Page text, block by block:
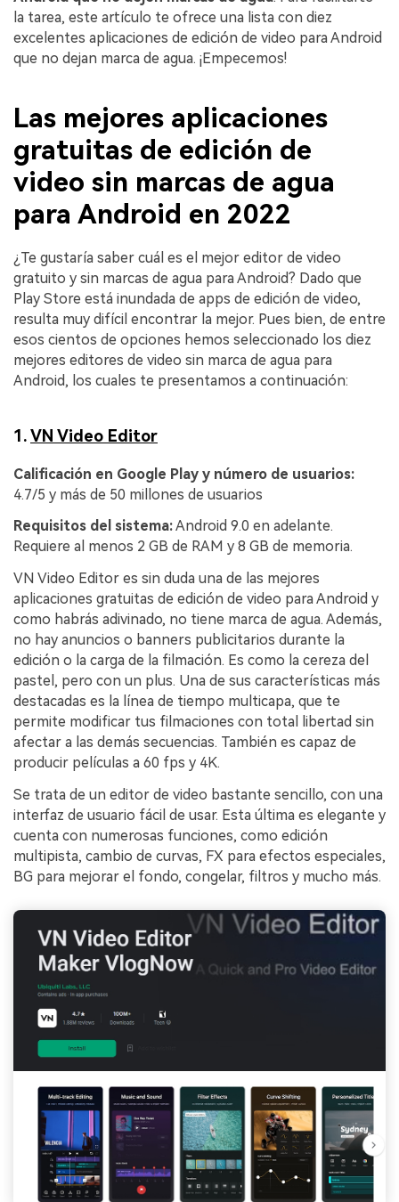
la tarea, este artículo te ofrece una lista con diez
excelentes aplicaciones de edición de video para Android
que no dejan marca de agua. ¡Empecemos!
Las mejores aplicaciones
gratuitas de edición de
video sin marcas de agua
para Android en 2022
¿Te gustaría saber cuál es el mejor editor de video
gratuito y sin marcas de agua para Android? Dado que
Play Store está inundada de apps de edición de video,
resulta muy difícil encontrar la mejor. Pues bien, de entre
esos cientos de opciones hemos seleccionado los diez
mejores editores de video sin marca de agua para
Android, los cuales te presentamos a continuación:
1.VN Video Editor
Calificación en Google Play y número de usuarios:
4.7/5 y más de 50 millones de usuarios
Requisitos del sistema:Android 9.0 en adelante.
Requiere al menos 2 GB de RAM y 8 GB de memoria.
VN Video Editor es sin duda una de las mejores
aplicaciones gratuitas de edición de video para Android y
como habrás adivinado, no tiene marca de agua. Además,
no hay anuncios o banners publicitarios durante la
edición o la carga de la filmación. Es como la cereza del
pastel, pero con un plus. Una de sus características más
destacadas es la línea de tiempo multicapa, que te
permite modificar tus filmaciones con total libertad sin
afectar a las demás secuencias. También es capaz de
producir películas a 60 fps y 4K.
Se trata de un editor de video bastante sencillo, con una
interfaz de usuario fácil de usar. Esta última es elegante y
cuenta con numerosas funciones, como edición
multipista, cambio de curvas, FX para efectos especiales,
BG para mejorar el fondo, congelar, filtros y mucho más.